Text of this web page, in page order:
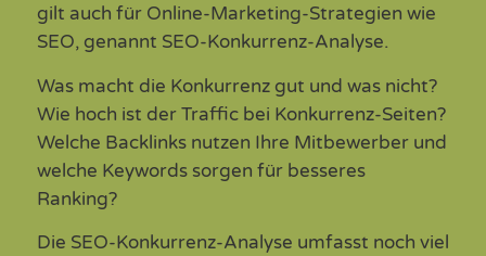
gilt auch für Online-Marketing-Strategien wie
SEO, genannt SEO-Konkurrenz-Analyse.
Was macht die Konkurrenz gut und was nicht?
Wie hoch ist der Traffic bei Konkurrenz-Seiten?
Welche Backlinks nutzen Ihre Mitbewerber und
welche Keywords sorgen für besseres
Ranking?
Die SEO-Konkurrenz-Analyse umfasst noch viel